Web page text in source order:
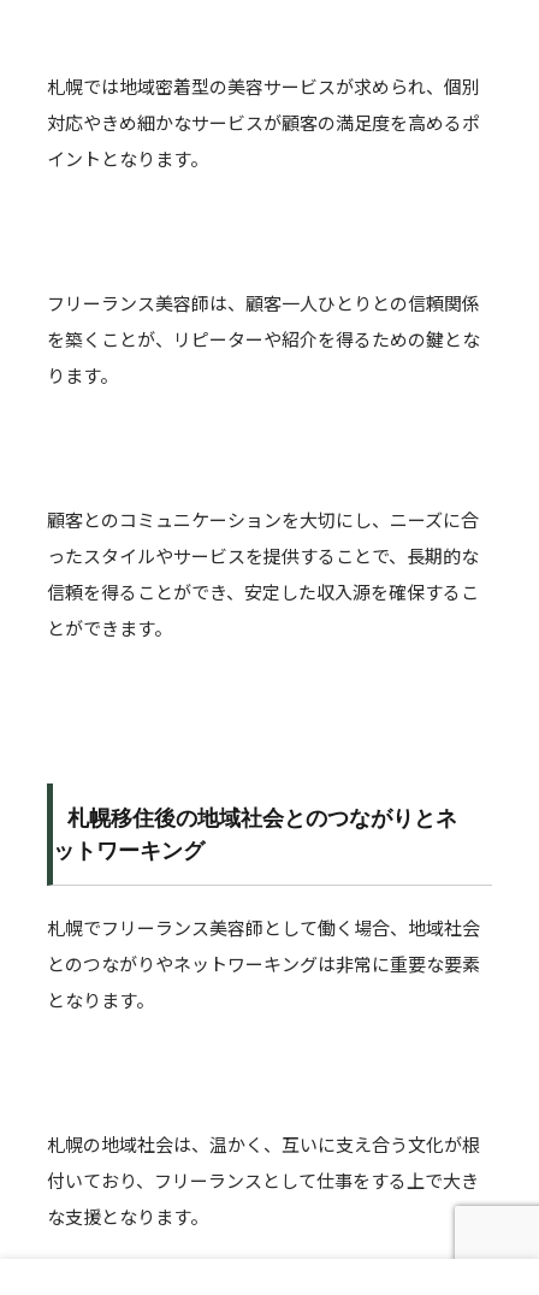
札幌では地域密着型の美容サービスが求められ、個別
対応やきめ細かなサービスが顧客の満足度を高めるポ
イントとなります。
フリーランス美容師は、顧客一人ひとりとの信頼関係
を築くことが、リピーターや紹介を得るための鍵とな
ります。
顧客とのコミュニケーションを大切にし、ニーズに合
ったスタイルやサービスを提供することで、長期的な
信頼を得ることができ、安定した収入源を確保するこ
とができます。
札幌移住後の地域社会とのつながりとネ
ットワーキング
札幌でフリーランス美容師として働く場合、地域社会
とのつながりやネットワーキングは非常に重要な要素
となります。
札幌の地域社会は、温かく、互いに支え合う文化が根
付いており、フリーランスとして仕事をする上で大き
な支援となります。